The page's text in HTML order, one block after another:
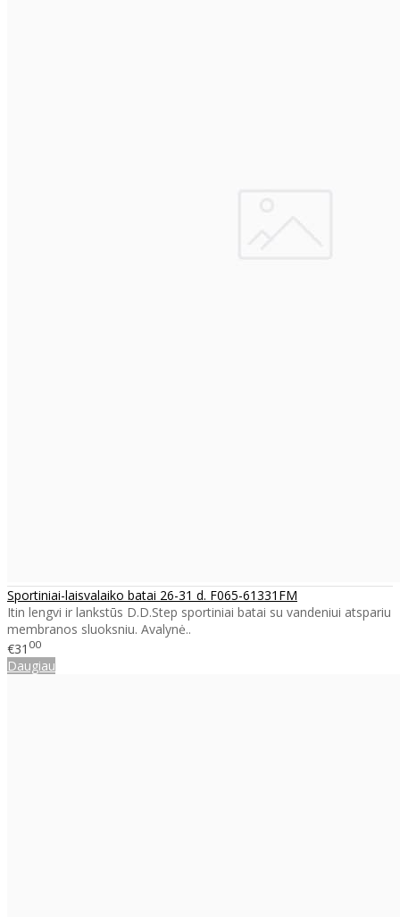
Sportiniai-laisvalaiko batai 26-31 d. F065-61331FM
Itin lengvi ir lankstūs D.D.Step sportiniai batai su vandeniui atspariu
membranos sluoksniu. Avalynė..
€31 00
Daugiau